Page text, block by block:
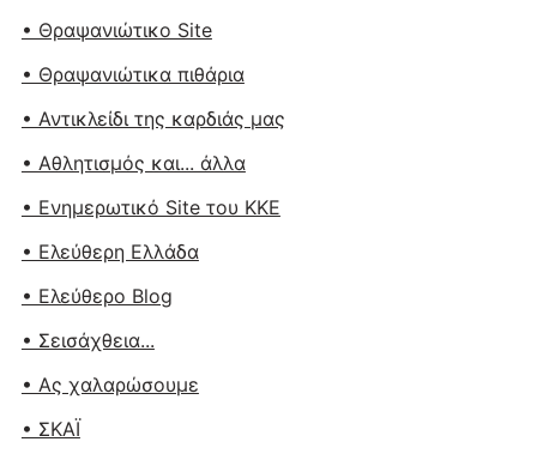
• Θραψανιώτικο Site
• Θραψανιώτικα πιθάρια
• Αντικλείδι της καρδιάς μας
• Αθλητισμός και... άλλα
• Ενημερωτικό Site του ΚΚΕ
• Ελεύθερη Ελλάδα
• Ελεύθερο Blog
• Σεισάχθεια...
• Ας χαλαρώσουμε
• ΣΚΑΪ